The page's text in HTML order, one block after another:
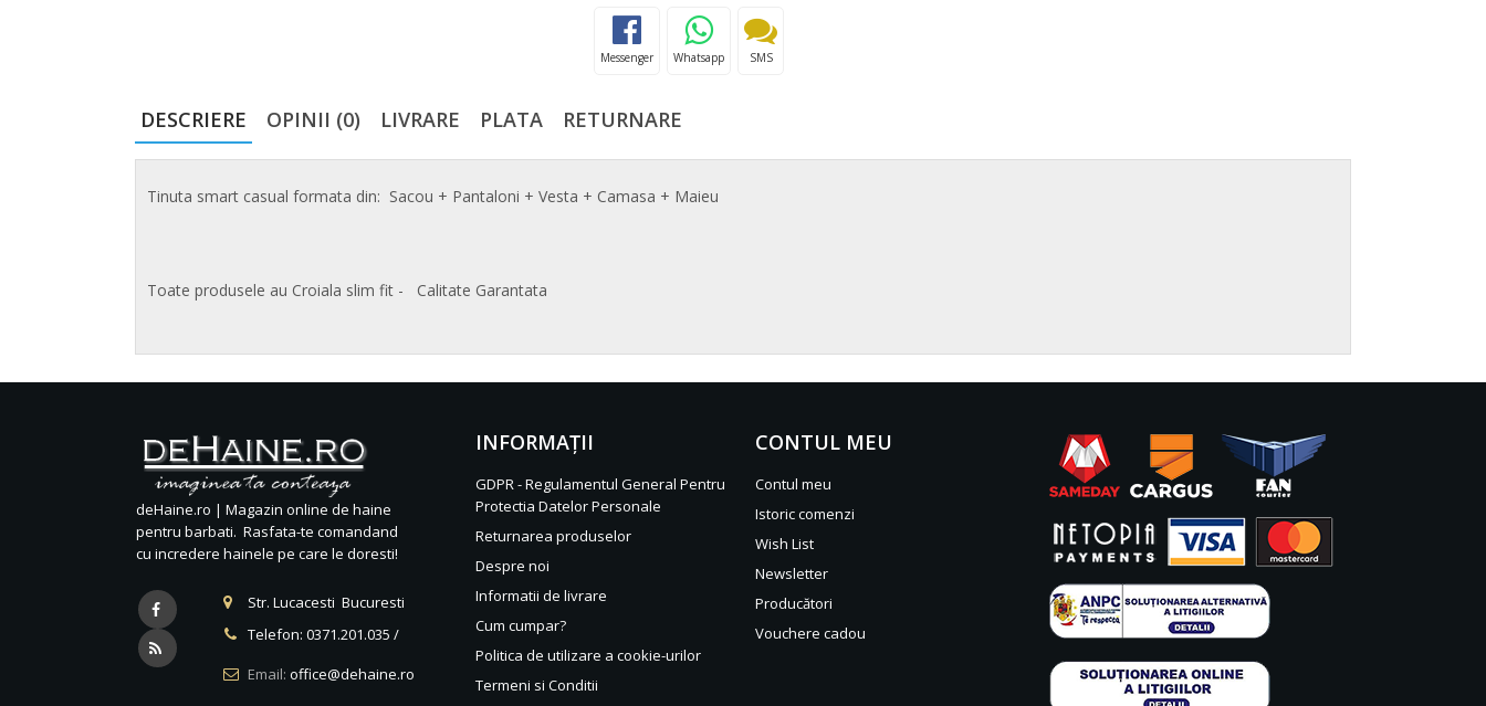
Messenger Whatsapp SMS
DESCRIERE OPINII (0) LIVRARE PLATA RETURNARE
Tinuta smart casual formata din: Sacou + Pantaloni + Vesta + Camasa + Maieu
Toate produsele au Croiala slim fit - Calitate Garantata
deHaine.ro | Magazin online de haine
pentru barbati. Rasfata-te comandand
cu incredere hainele pe care le doresti!
Str. Lucacesti Bucuresti
Telefon: 0371.201.035 /
Email: office@dehaine.ro
INFORMAŢII
GDPR - Regulamentul General Pentru
Protectia Datelor Personale
Returnarea produselor
Despre noi
Informatii de livrare
Cum cumpar?
Politica de utilizare a cookie-urilor
Termeni si Conditii
CONTUL MEU
Contul meu
Istoric comenzi
Wish List
Newsletter
Producători
Vouchere cadou